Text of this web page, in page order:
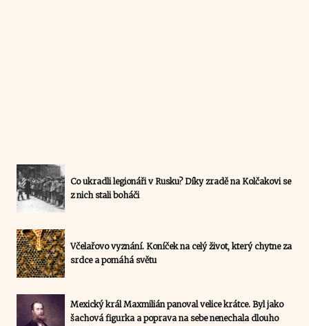
Co ukradli legionáři v Rusku? Díky zradě na Kolčakovi se
z nich stali boháči
Včelařovo vyznání. Koníček na celý život, který chytne za
srdce a pomáhá světu
Mexický král Maxmilián panoval velice krátce. Byl jako
šachová figurka a poprava na sebe nenechala dlouho